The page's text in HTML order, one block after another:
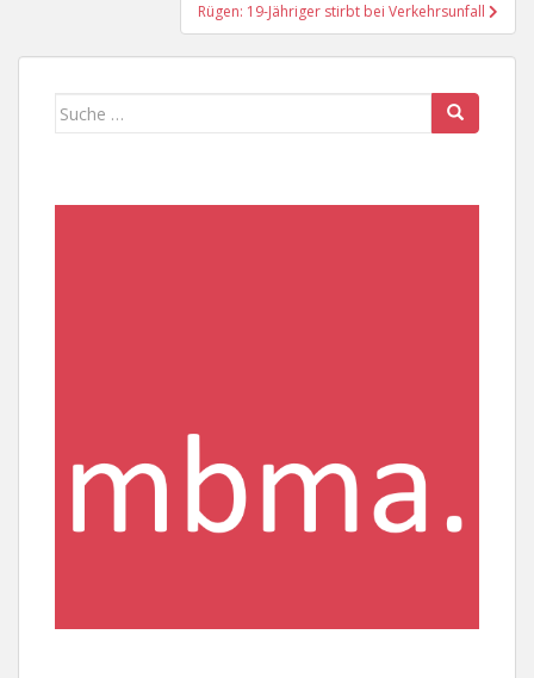
Rügen: 19-Jähriger stirbt bei Verkehrsunfall
Suche